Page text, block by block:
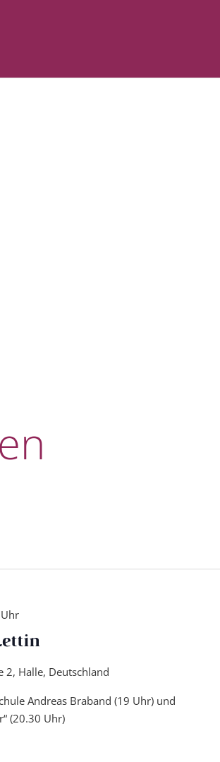
2, Halle, Deutschland
Andreas Braband (19 Uhr) und
(20.30 Uhr)